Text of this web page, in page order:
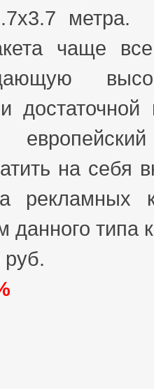
чаще
достаточной
на себя
рекламных
данного типа
руб.